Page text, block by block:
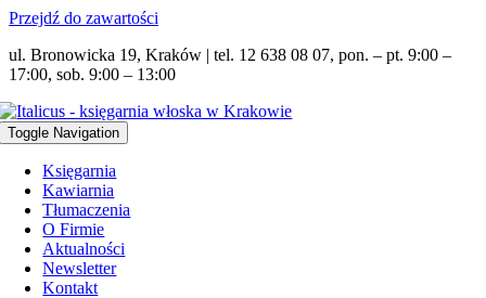
Przejdź do zawartości
ul. Bronowicka 19, Kraków | tel. 12 638 08 07, pon. – pt. 9:00 –
17:00, sob. 9:00 – 13:00
Toggle Navigation
Księgarnia
Kawiarnia
Tłumaczenia
O Firmie
Aktualności
Newsletter
Kontakt